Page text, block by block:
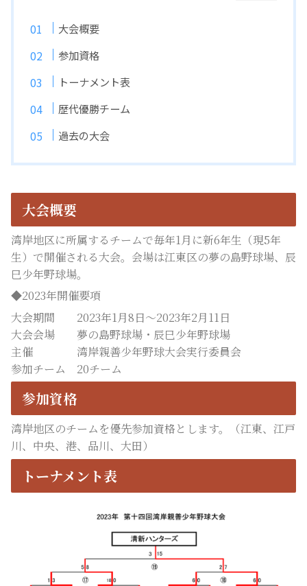
大会概要
参加資格
トーナメント表
歴代優勝チーム
過去の大会
大会概要
湾岸地区に所属するチームで毎年1月に新6年生（現5年
生）で開催される大会。会場は江東区の夢の島野球場、辰
巳少年野球場。
◆2023年開催要項
大会期間 2023年1月8日～2023年2月11日
大会会場 夢の島野球場・辰巳少年野球場
主催 湾岸親善少年野球大会実行委員会
参加チーム 20チーム
参加資格
湾岸地区のチームを優先参加資格とします。（江東、江戸
川、中央、港、品川、大田）
トーナメント表